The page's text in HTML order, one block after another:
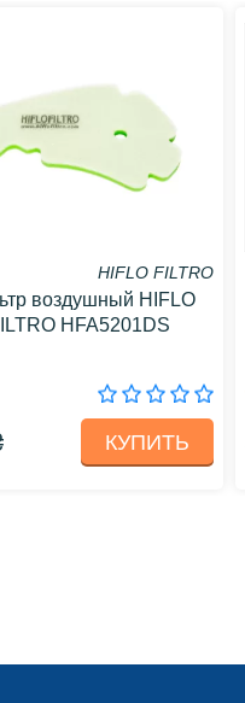
HIFLO FILTRO
воздушный HIFLO
HFA5201DS
КУПИТЬ